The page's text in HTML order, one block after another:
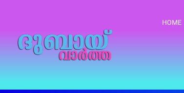
HOME